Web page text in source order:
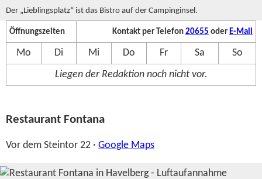
Der „Lieblingsplatz“ ist das Bistro auf der Campinginsel.
Öffnungszeiten Kontakt per Telefon 20655 oder E-Mail
Mo Di Mi Do Fr Sa So
Liegen der Redaktion noch nicht vor.
Restaurant Fontana
Vor dem Steintor 22 · Google Maps